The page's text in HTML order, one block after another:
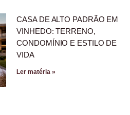
CASA DE ALTO PADRÃO EM
VINHEDO: TERRENO,
CONDOMÍNIO E ESTILO DE
VIDA
Ler matéria »